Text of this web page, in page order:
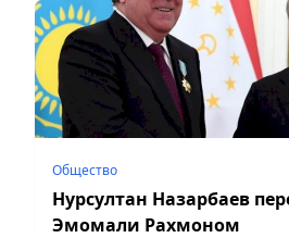
Общество
Нурсултан Назарбаев
Эмомали Рахмоном